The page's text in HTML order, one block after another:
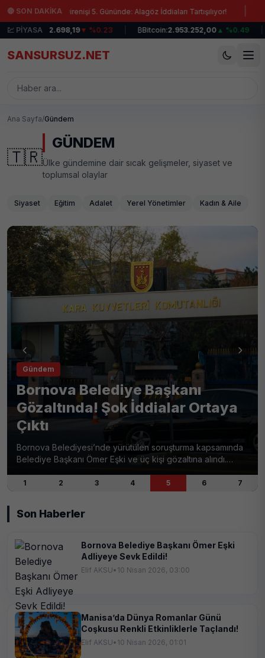
Ana içeriğe atla
🔴 SON DAKİKA
Maden Direnişi 5. Gününde: Alagöz İddiaları Tartışılıyor! |
💹 PİYASA
BIST 100:12.698,19▼ %0.23 | Bitcoin:2.953.252,00▲ %0.49 |
SANSURSUZ.NET
Ana Sayfa/Gündem
🇹🇷
GÜNDEM
Ülke gündemine dair sıcak gelişmeler, siyaset ve
toplumsal olaylar
Siyaset Eğitim Adalet Yerel Yönetimler Kadın & Aile
Gündem
Bornova Belediye Başkanı
Gözaltında! Şok İddialar Ortaya
Çıktı
Bornova Belediyesi’nde yürütülen soruşturma kapsamında
Belediye Başkanı Ömer Eşki ve üç kişi gözaltına alındı.
sahtecilik suçları yer alıyor.
1 2 3 4 5 6 7
Son Haberler
Bornova Belediye Başkanı Ömer Eşki
Adliyeye Sevk Edildi!
Elif AKSU• 10 Nisan 2026, 03:00
Manisa’da Dünya Romanlar Günü
Coşkusu Renkli Etkinliklerle Taçlandı!
Elif AKSU• 10 Nisan 2026, 01:01